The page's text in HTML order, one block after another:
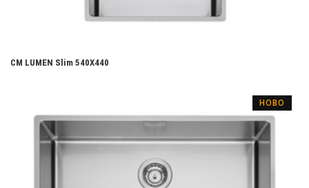
CM LUMEN Slim 540X440
НОВО